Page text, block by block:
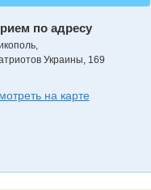
по адресу
Украины, 169
на карте